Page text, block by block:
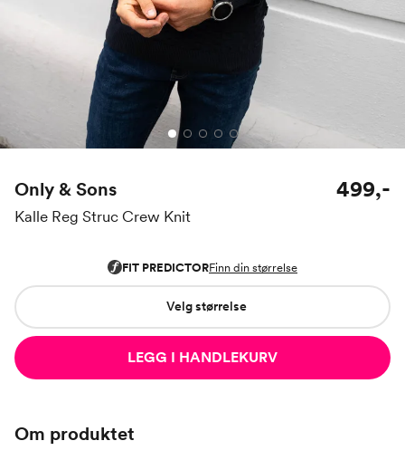
Only & Sons
Kalle Reg Struc Crew Knit
499,-
Velg størrelse
LEGG I HANDLEKURV
Om produktet